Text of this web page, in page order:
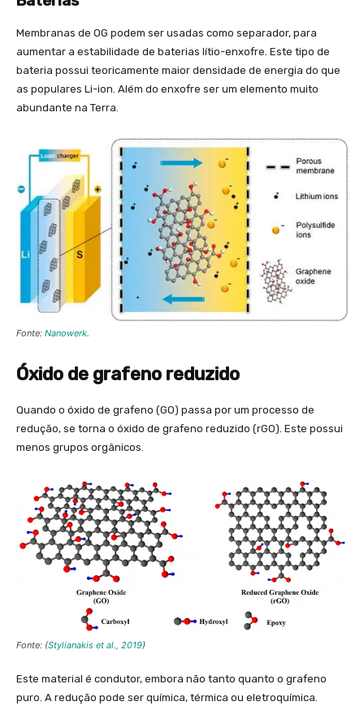
Membranas de OG podem ser usadas como separador, para
aumentar a estabilidade de baterias lítio-enxofre. Este tipo de
bateria possui teoricamente maior densidade de energia do que
as populares Li-ion. Além do enxofre ser um elemento muito
abundante na Terra.
Fonte: Nanowerk.
Óxido de grafeno reduzido
Quando o óxido de grafeno (GO) passa por um processo de
redução, se torna o óxido de grafeno reduzido (rGO). Este possui
menos grupos orgânicos.
Fonte: (Stylianakis et al., 2019)
Este material é condutor, embora não tanto quanto o grafeno
puro. A redução pode ser química, térmica ou eletroquímica.